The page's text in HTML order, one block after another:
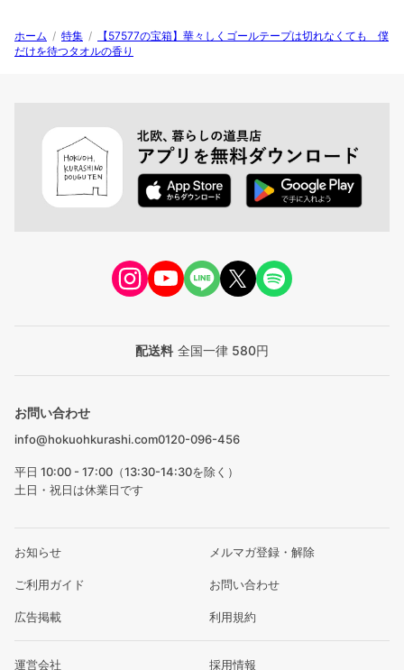
ホーム / 特集 /
【57577の宝箱】華々しくゴールテープは切れなくても 僕
だけを待つタオルの香り
配送料 全国一律 580円
お問い合わせ
info@hokuohkurashi.com0120-096-456
平日 10:00 - 17:00（13:30-14:30を除く）
土日・祝日は休業日です
お知らせ メルマガ登録・解除
ご利用ガイド お問い合わせ
広告掲載 利用規約
運営会社 採用情報